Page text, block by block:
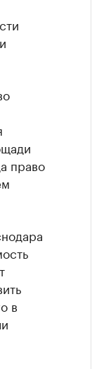
право
в